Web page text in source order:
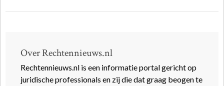
Over Rechtennieuws.nl
Rechtennieuws.nl is een informatie portal gericht op
juridische professionals en zij die dat graag beogen te